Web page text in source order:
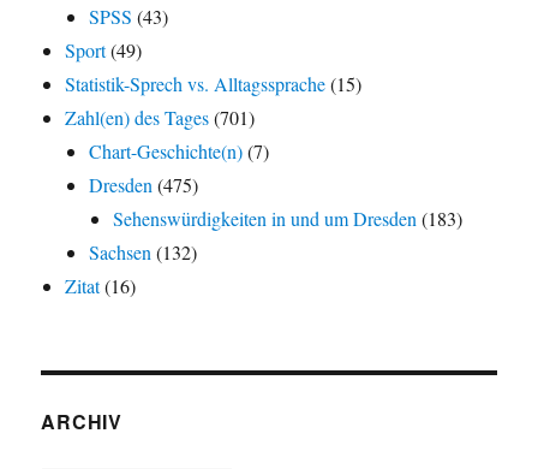
SPSS (43)
Sport(49)
Statistik-Sprech vs. Alltagssprache(15)
Zahl(en) des Tages(701)
Chart-Geschichte(n)(7)
Dresden(475)
Sehenswürdigkeiten in und um Dresden(183)
Sachsen(132)
Zitat(16)
ARCHIV